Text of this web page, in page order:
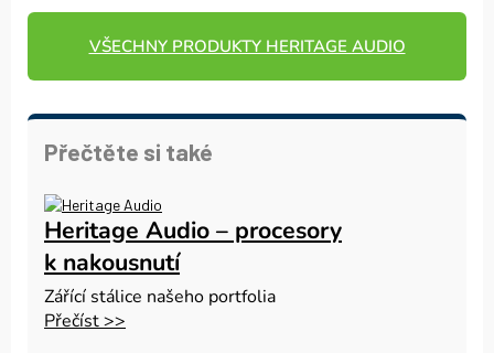
VŠECHNY PRODUKTY HERITAGE AUDIO
Přečtěte si také
Heritage Audio – procesory
k nakousnutí
Zářící stálice našeho portfolia
Přečíst >>